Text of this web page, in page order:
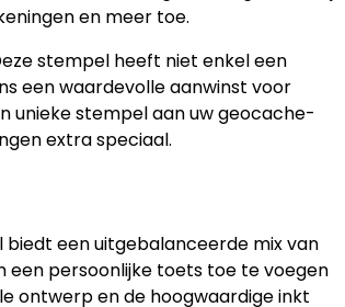
en meer toe.
stempel heeft niet enkel een
een waardevolle aanwinst voor
unieke stempel aan uw geocache-
extra speciaal.
een uitgebalanceerde mix van
persoonlijke toets toe te voegen
ontwerp en de hoogwaardige inkt